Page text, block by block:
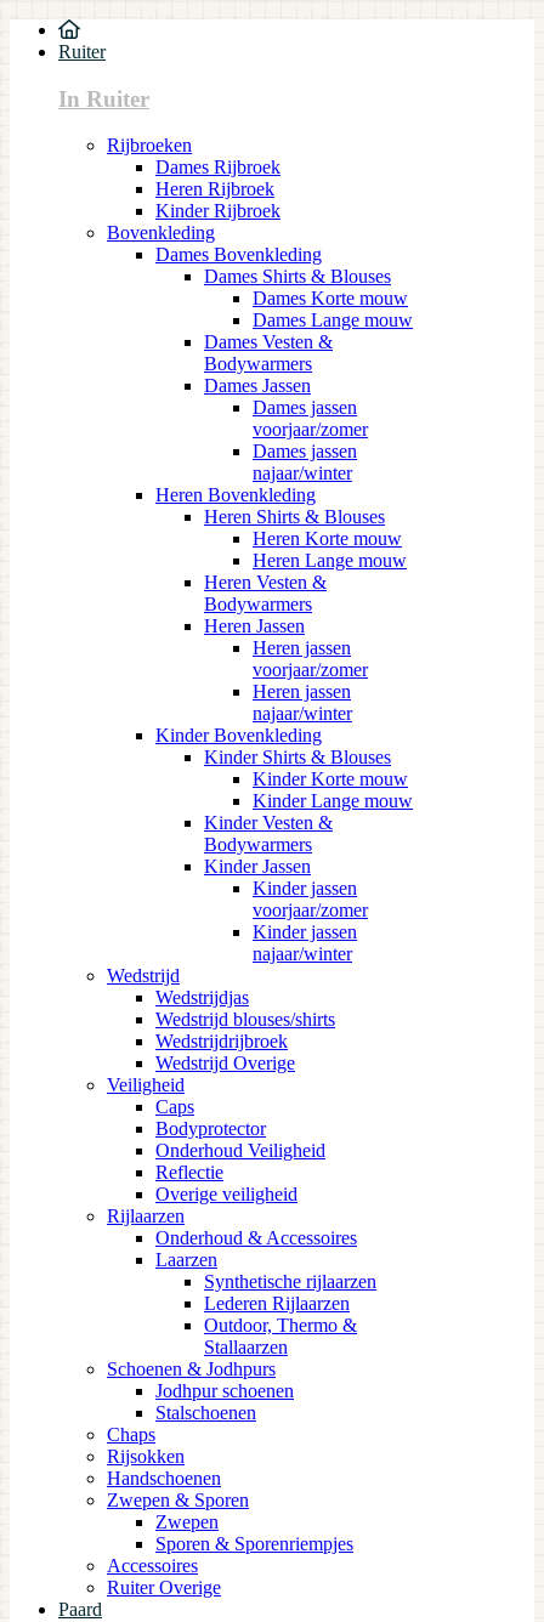
Ruiter
In Ruiter
Rijbroeken
Dames Rijbroek
Heren Rijbroek
Kinder Rijbroek
Bovenkleding
Dames Bovenkleding
Dames Shirts & Blouses
Dames Korte mouw
Dames Lange mouw
Dames Vesten &
Bodywarmers
Dames Jassen
Dames jassen
voorjaar/zomer
Dames jassen
najaar/winter
Heren Bovenkleding
Heren Shirts & Blouses
Heren Korte mouw
Heren Lange mouw
Heren Vesten &
Bodywarmers
Heren Jassen
Heren jassen
voorjaar/zomer
Heren jassen
najaar/winter
Kinder Bovenkleding
Kinder Shirts & Blouses
Kinder Korte mouw
Kinder Lange mouw
Kinder Vesten &
Bodywarmers
Kinder Jassen
Kinder jassen
voorjaar/zomer
Kinder jassen
najaar/winter
Wedstrijd
Wedstrijdjas
Wedstrijd blouses/shirts
Wedstrijdrijbroek
Wedstrijd Overige
Veiligheid
Caps
Bodyprotector
Onderhoud Veiligheid
Reflectie
Overige veiligheid
Rijlaarzen
Onderhoud & Accessoires
Laarzen
Synthetische rijlaarzen
Lederen Rijlaarzen
Outdoor, Thermo &
Stallaarzen
Schoenen & Jodhpurs
Jodhpur schoenen
Stalschoenen
Chaps
Rijsokken
Handschoenen
Zwepen & Sporen
Zwepen
Sporen & Sporenriempjes
Accessoires
Ruiter Overige
Paard